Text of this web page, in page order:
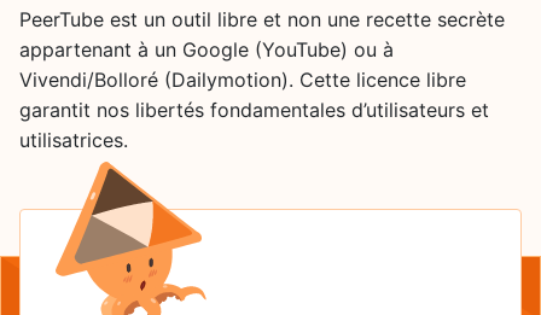
PeerTube est un outil libre et non une recette secrète
appartenant à un Google (YouTube) ou à
Vivendi/Bolloré (Dailymotion). Cette licence libre
garantit nos libertés fondamentales d’utilisateurs et
utilisatrices.